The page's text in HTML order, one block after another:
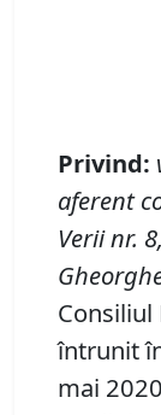
Privind:
aferent
Verii nr.
Consiliul
întrunit
mai